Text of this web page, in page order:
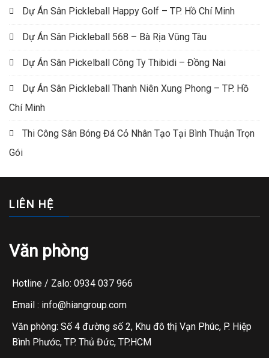
Dự Án Sân Pickleball Happy Golf – TP. Hồ Chí Minh
Dự Án Sân Pickleball 568 – Bà Rịa Vũng Tàu
Dự Án Sân Pickelball Công Ty Thibidi – Đồng Nai
Dự Án Sân Pickleball Thanh Niên Xung Phong – TP. Hồ
Chí Minh
Thi Công Sân Bóng Đá Cỏ Nhân Tạo Tại Bình Thuận Trọn
Gói
LIÊN HỆ
Văn phòng
Hotline / Zalo: 0934 037 966
Email : info@hiangroup.com
Văn phòng: Số 4 đường số 2, Khu đô thị Vạn Phúc, P. Hiệp
Bình Phước, TP. Thủ Đức, TP.HCM